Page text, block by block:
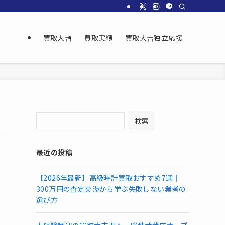
買取大吉 買取実績 買取大吉独立応援
検索
最近の投稿
【2026年最新】高級時計買取おすすめ7選｜
300万円の査定交渉から学ぶ失敗しない業者の
選び方